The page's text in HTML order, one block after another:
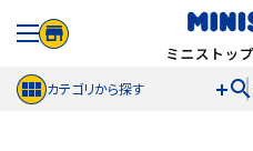
カテゴリから探す search